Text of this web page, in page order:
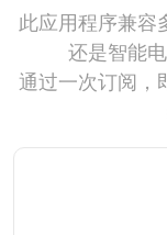
此应用程序兼容
还是智能
通过一次订阅，